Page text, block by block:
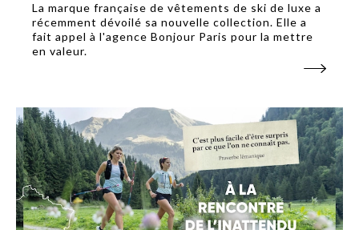
La marque française de vêtements de ski de luxe a
récemment dévoilé sa nouvelle collection. Elle a
fait appel à l'agence Bonjour Paris pour la mettre
en valeur.